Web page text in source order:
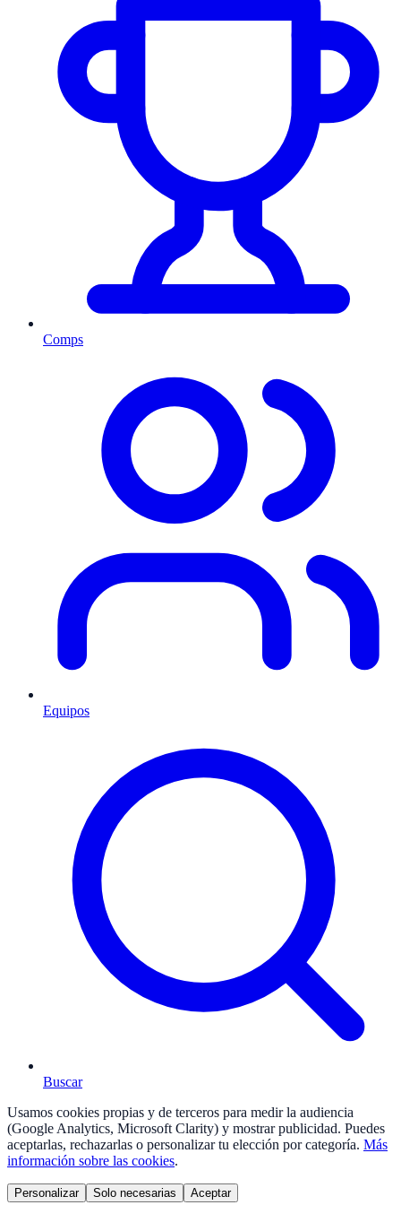
Comps
Equipos
Buscar
Usamos cookies propias y de terceros para medir la audiencia
(Google Analytics, Microsoft Clarity) y mostrar publicidad. Puedes
aceptarlas, rechazarlas o personalizar tu elección por categoría. Más
información sobre las cookies.
Personalizar Solo necesarias Aceptar